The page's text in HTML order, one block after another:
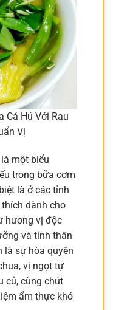
Cá Hú Với Rau
Vị
một biểu
trong bữa cơm
là ở các tỉnh
dành cho
hương vị độc
và tính thân
là sự hòa quyện
vị ngọt tự
củ, cùng chút
ẩm thực khó